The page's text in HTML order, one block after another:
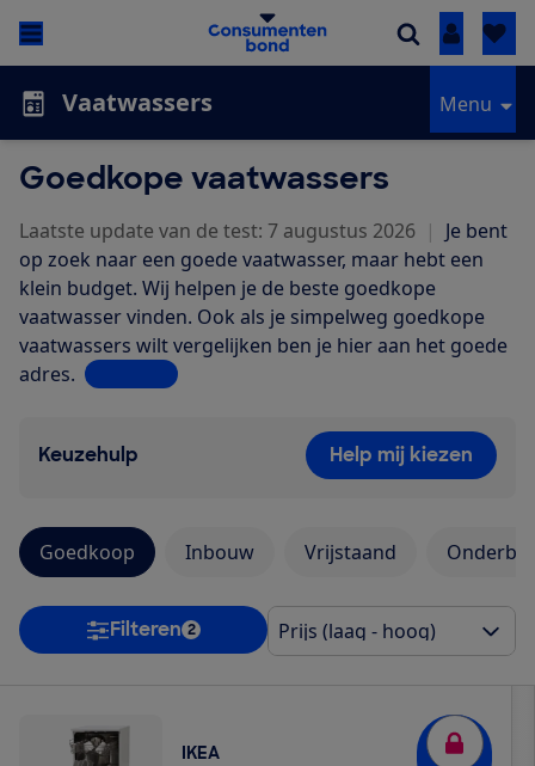
Inloggen
Vaatwassers Menu
Goedkope vaatwassers
Laatste update van de test: 7 augustus 2026 | Je bent
op zoek naar een goede vaatwasser, maar hebt een
klein budget. Wij helpen je de beste goedkope
vaatwasser vinden. Ook als je simpelweg goedkope
vaatwassers wilt vergelijken ben je hier aan het goede
adres. Lees meer
Keuzehulp Help mij kiezen
Goedkoop Inbouw Vrijstaand
Filteren 2
IKEA